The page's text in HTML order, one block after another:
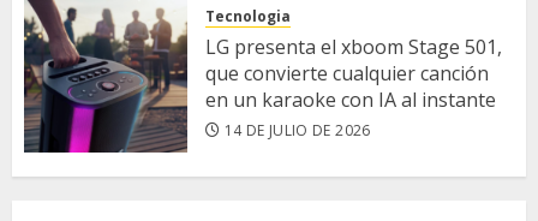
Tecnologia
LG presenta el xboom Stage 501,
que convierte cualquier canción
en un karaoke con IA al instante
14 DE JULIO DE 2026